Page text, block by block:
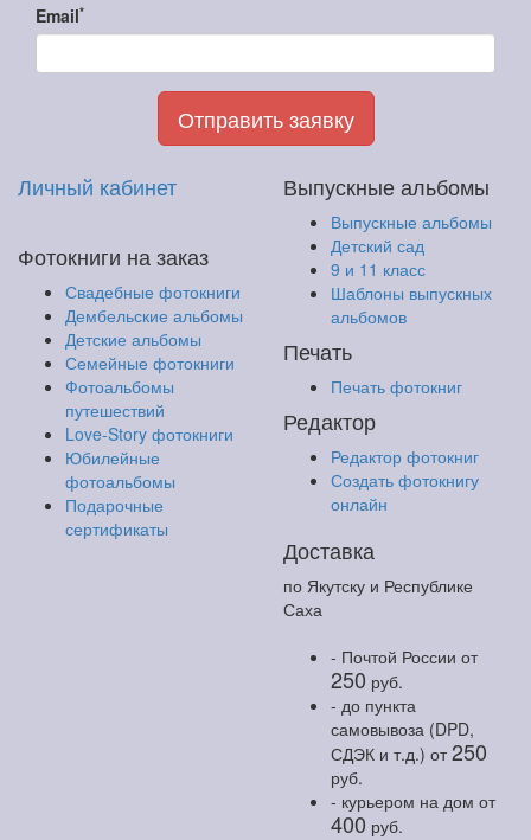
Email*
Отправить заявку
Личный кабинет
Фотокниги на заказ
Свадебные фотокниги
Дембельские альбомы
Детские альбомы
Семейные фотокниги
Фотоальбомы
путешествий
Love-Story фотокниги
Юбилейные
фотоальбомы
Подарочные
сертификаты
Выпускные альбомы
Выпускные альбомы
Детский сад
9 и 11 класс
Шаблоны выпускных
альбомов
Печать
Печать фотокниг
Редактор
Редактор фотокниг
Создать фотокнигу
онлайн
Доставка
по Якутску и Республике
Саха
- Почтой России от
250 руб.
- до пункта
самовывоза (DPD,
СДЭК и т.д.) от250
руб.
- курьером на дом от
400 руб.